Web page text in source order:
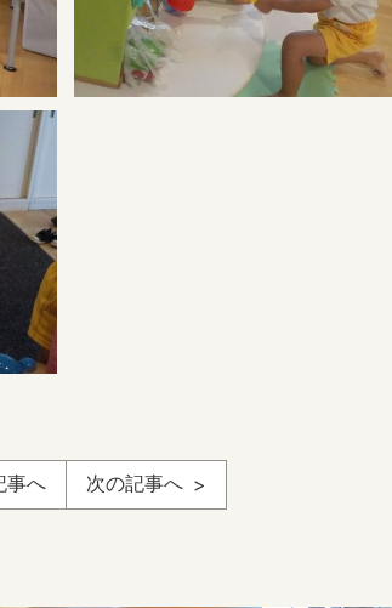
事へ 次の記事へ